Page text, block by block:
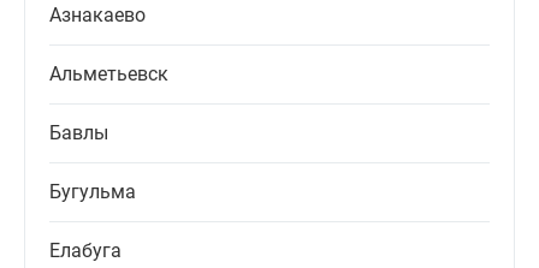
Азнакаево
Альметьевск
Бавлы
Бугульма
Елабуга